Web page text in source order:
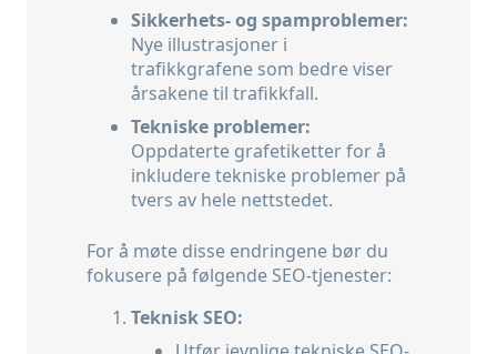
Sikkerhets- og spamproblemer:
Nye illustrasjoner i
trafikkgrafene som bedre viser
årsakene til trafikkfall.
Tekniske problemer:
Oppdaterte grafetiketter for å
inkludere tekniske problemer på
tvers av hele nettstedet.
For å møte disse endringene bør du
fokusere på følgende SEO-tjenester:
Teknisk SEO: